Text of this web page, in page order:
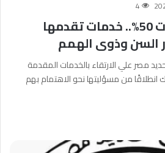
4
تيسيرات وتخفيضات 50%.. خدمات تقدمها
السن وذوى الهمم
مصر علي الارتقاء بالخدمات المقدمة
من مسؤليتها نحو الاهتمام بهم